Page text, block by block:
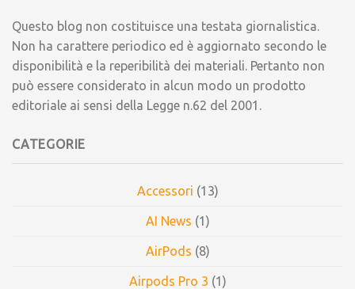
Questo blog non costituisce una testata giornalistica.
Non ha carattere periodico ed è aggiornato secondo le
disponibilità e la reperibilità dei materiali. Pertanto non
può essere considerato in alcun modo un prodotto
editoriale ai sensi della Legge n.62 del 2001.
CATEGORIE
Accessori (13)
AI News (1)
AirPods (8)
Airpods Pro 3 (1)